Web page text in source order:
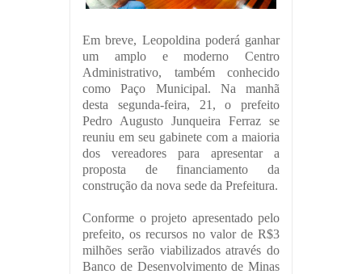
Em breve, Leopoldina poderá ganhar
um amplo e moderno Centro
Administrativo, também conhecido
como Paço Municipal. Na manhã
desta segunda-feira, 21, o prefeito
Pedro Augusto Junqueira Ferraz se
reuniu em seu gabinete com a maioria
dos vereadores para apresentar a
proposta de financiamento da
construção da nova sede da Prefeitura.
Conforme o projeto apresentado pelo
prefeito, os recursos no valor de R$3
milhões serão viabilizados através do
Banco de Desenvolvimento de Minas